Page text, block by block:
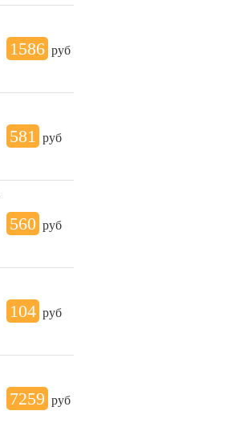
1586 руб
581 руб
560 руб
104 руб
7259 руб